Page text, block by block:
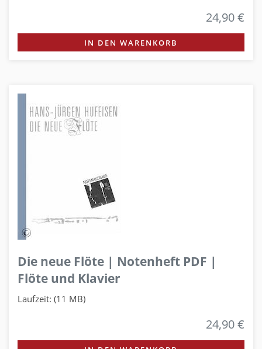
24,90 €
IN DEN WARENKORB
Die neue Flöte | Notenheft PDF |
Flöte und Klavier
Laufzeit: (11 MB)
24,90 €